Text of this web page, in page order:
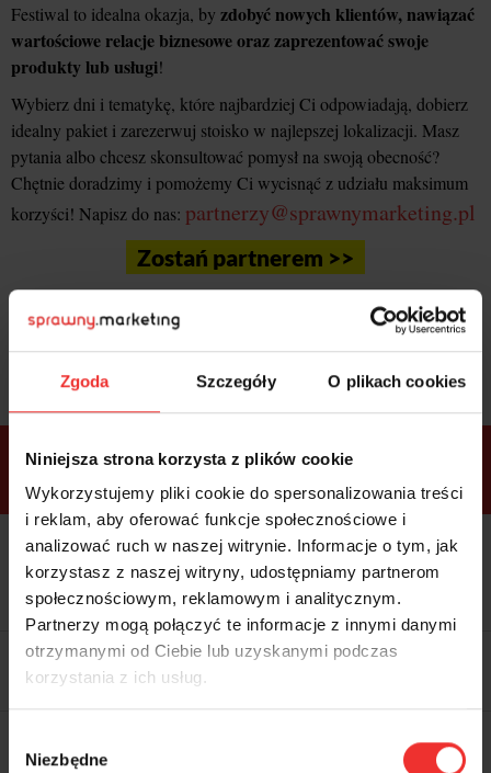
Zgoda Szczegóły O plikach cookies
Niniejsza strona korzysta z plików cookie
Wykorzystujemy pliki cookie do spersonalizowania treści
i reklam, aby oferować funkcje społecznościowe i
analizować ruch w naszej witrynie. Informacje o tym, jak
korzystasz z naszej witryny, udostępniamy partnerom
społecznościowym, reklamowym i analitycznym.
Partnerzy mogą połączyć te informacje z innymi danymi
otrzymanymi od Ciebie lub uzyskanymi podczas
korzystania z ich usług.
zgody
Niezbędne
Festiwal to idealna okazja, by zdobyć nowych klientów, nawiązać
wartościowe relacje biznesowe oraz zaprezentować swoje
produkty lub usługi!
Wybierz dni i tematykę, które najbardziej Ci odpowiadają, dobierz
idealny pakiet i zarezerwuj stoisko w najlepszej lokalizacji. Masz
pytania albo chcesz skonsultować pomysł na swoją obecność?
Chętnie doradzimy i pomożemy Ci wycisnąć z udziału maksimum
korzyści! Napisz do nas: partnerzy@sprawnymarketing.pl
Zostań partnerem >>
Sprawdź bonusyi wybierz bilet
ramach
pakietów
VIP Premium
Kolacja z prelegentami i before
party (Hotel Sheraton, 27.10) tylko
wbilecie ALLPASS VIP
Dostępne
tylko w
bilecie
ALLPASS
VIP
Dedykowana strefa VIP z
możliwością networkingu z
prelegentami i wystawcami w
WARTOŚĆ: 1970 zł